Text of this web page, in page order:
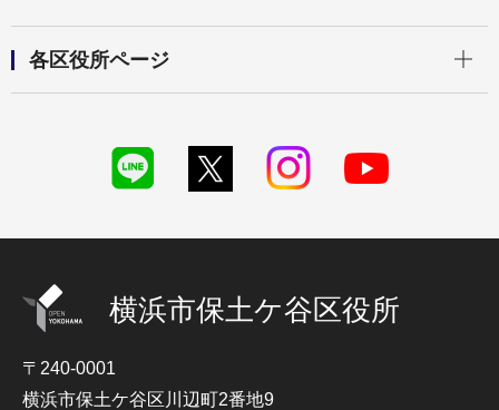
各区役所ページ
横浜市保土ケ谷区役所
〒240-0001
横浜市保土ケ谷区川辺町2番地9